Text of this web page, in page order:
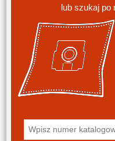
lub szukaj po